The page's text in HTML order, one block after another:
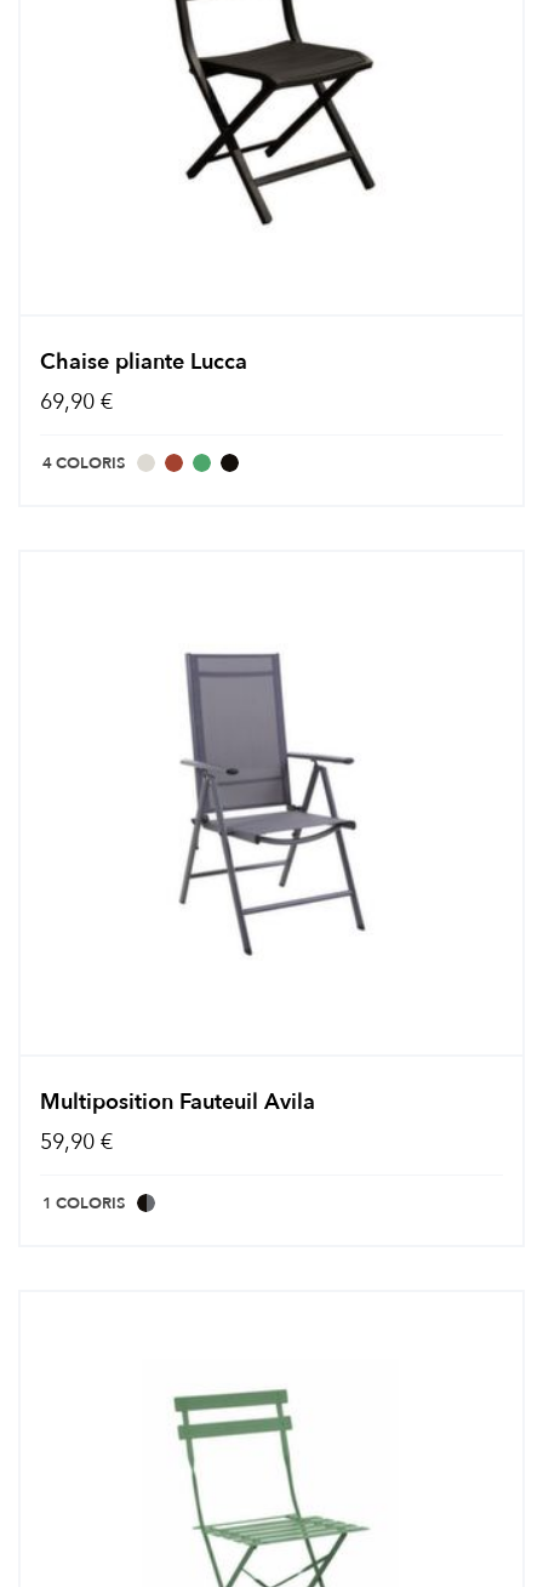
Chaise pliante Lucca
69,90 €
4 COLORIS
Multiposition Fauteuil Avila
59,90 €
1 COLORIS